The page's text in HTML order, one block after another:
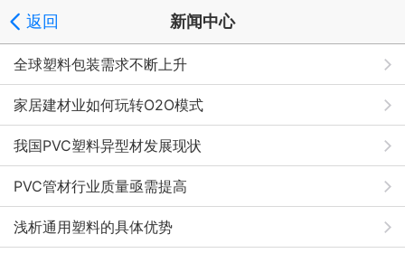
返回 新闻中心
全球塑料包装需求不断上升
家居建材业如何玩转O2O模式
我国PVC塑料异型材发展现状
PVC管材行业质量亟需提高
浅析通用塑料的具体优势